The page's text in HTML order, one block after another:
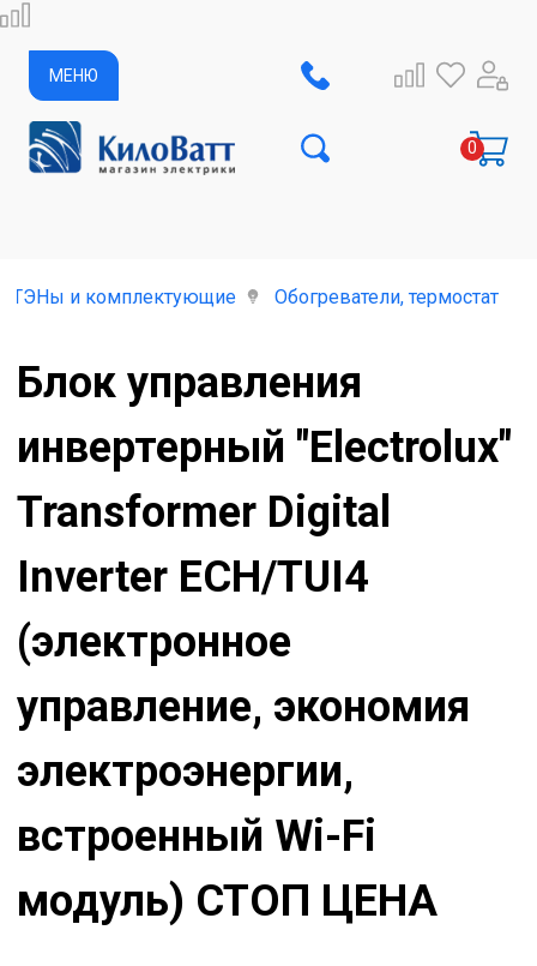
МЕНЮ
ТЭНы и комплектующие Обогреватели, термостаты,
Блок управления
инвертерный "Electrolux"
Transformer Digital
Inverter ECH/TUI4
(электронное
управление, экономия
электроэнергии,
встроенный Wi-Fi
модуль) СТОП ЦЕНА